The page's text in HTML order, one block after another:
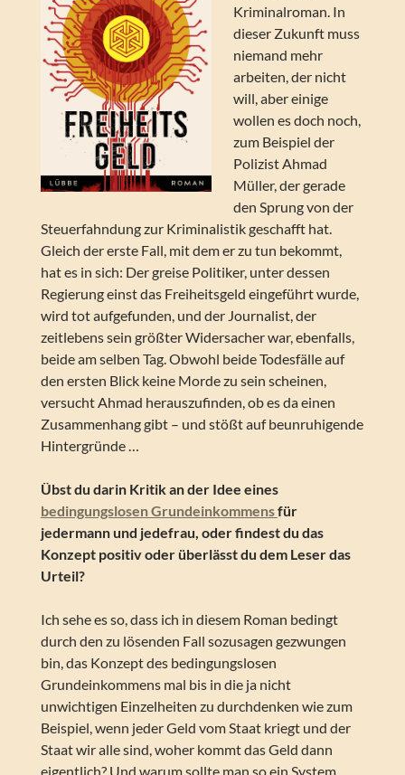
Kriminalroman. In
dieser Zukunft muss
niemand mehr
arbeiten, der nicht
will, aber einige
wollen es doch noch,
zum Beispiel der
Polizist Ahmad
Müller, der gerade
den Sprung von der
Steuerfahndung zur Kriminalistik geschafft hat.
Gleich der erste Fall, mit dem er zu tun bekommt,
hat es in sich: Der greise Politiker, unter dessen
Regierung einst das Freiheitsgeld eingeführt wurde,
wird tot aufgefunden, und der Journalist, der
zeitlebens sein größter Widersacher war, ebenfalls,
beide am selben Tag. Obwohl beide Todesfälle auf
den ersten Blick keine Morde zu sein scheinen,
versucht Ahmad herauszufinden, ob es da einen
Zusammenhang gibt – und stößt auf beunruhigende
Hintergründe …
Übst du darin Kritik an der Idee eines
bedingungslosen Grundeinkommensfür
jedermann und jedefrau, oder findest du das
Konzept positiv oder überlässt du dem Leser das
Urteil?
Ich sehe es so, dass ich in diesem Roman bedingt
durch den zu lösenden Fall sozusagen gezwungen
bin, das Konzept des bedingungslosen
Grundeinkommens mal bis in die ja nicht
unwichtigen Einzelheiten zu durchdenken wie zum
Beispiel, wenn jeder Geld vom Staat kriegt und der
Staat wir alle sind, woher kommt das Geld dann
eigentlich? Und warum sollte man so ein System